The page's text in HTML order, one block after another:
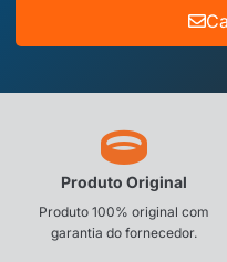
Produto Original
Produto 100% original com
garantia do fornecedor.